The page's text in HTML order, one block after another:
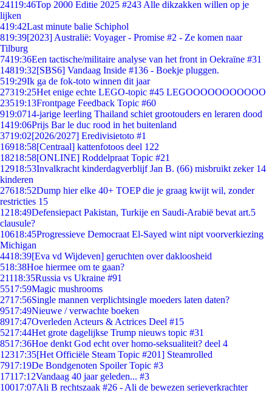
24119:46Top 2000 Editie 2025 #243 Alle dikzakken willen op je
lijken
419:42Last minute balie Schiphol
819:39[2023] Australië: Voyager - Promise #2 - Ze komen naar
Tilburg
7419:36Een tactische/militaire analyse van het front in Oekraïne #31
14819:32[SBS6] Vandaag Inside #136 - Boekje pluggen.
519:29Ik ga de fok-toto winnen dit jaar
27319:25Het enige echte LEGO-topic #45 LEGOOOOOOOOOOO
23519:13Frontpage Feedback Topic #60
919:0714-jarige leerling Thailand schiet grootouders en leraren dood
1419:06Prijs Bar le duc rood in het buitenland
3719:02[2026/2027] Eredivisietoto #1
16918:58[Centraal] kattenfotoos deel 122
18218:58[ONLINE] Roddelpraat Topic #21
12918:53Invalkracht kinderdagverblijf Jan B. (66) misbruikt zeker 14
kinderen
27618:52Dump hier elke 40+ TOEP die je graag kwijt wil, zonder
restricties 15
1218:49Defensiepact Pakistan, Turkije en Saudi-Arabië bevat art.5
clausule?
10618:45Progressieve Democraat El-Sayed wint nipt voorverkiezing
Michigan
4418:39[Eva vd Wijdeven] geruchten over dakloosheid
518:38Hoe hiermee om te gaan?
21118:35Russia vs Ukraine #91
5517:59Magic mushrooms
2717:56Single mannen verplichtsingle moeders laten daten?
9517:49Nieuwe / verwachte boeken
8917:47Overleden Acteurs & Actrices Deel #15
5217:44Het grote dagelijkse Trump nieuws topic #31
8517:36Hoe denkt God echt over homo-seksualiteit? deel 4
12317:35[Het Officiële Steam Topic #201] Steamrolled
7917:19De Bondgenoten Spoiler Topic #3
17117:12Vandaag 40 jaar geleden... #3
10017:07Ali B rechtszaak #26 - Ali de bewezen serieverkrachter